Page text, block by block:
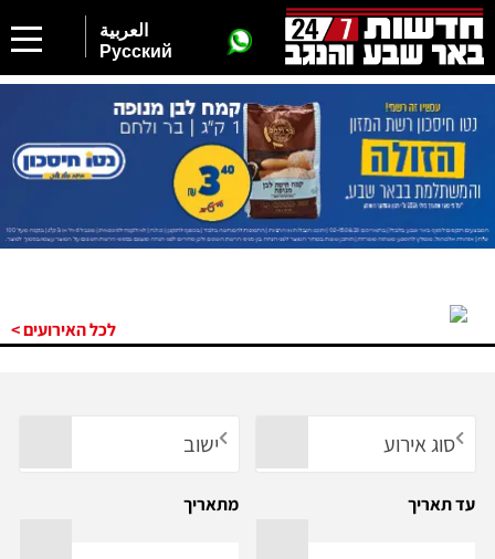
العربية
Русский
לכל האירועים >
ישוב סוג אירוע
מתאריך עד תאריך